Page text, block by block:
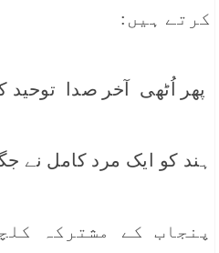
کرتے ہیں:
پھر اُٹھی آخر صدا
ہند کو ایک مرد کامل نے
پنجاب کے مشترکہ